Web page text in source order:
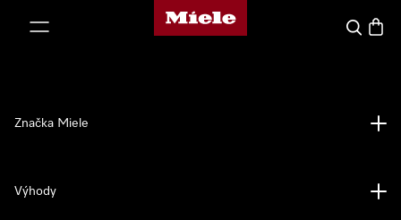
Domovská stránka spoločnosti Miele
Hľadať
Značka Miele
Výhody